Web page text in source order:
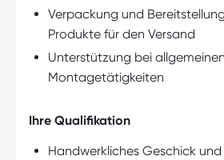
Verpackung und
Produkte für den Versand
Unterstützung bei
Montagetätigkeiten
Ihre Qualifikation
Handwerkliches Geschick